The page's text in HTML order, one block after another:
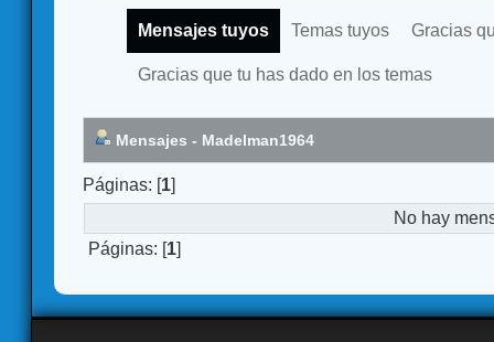
Mensajes tuyos Temas tuyos Gracias
Gracias que tu has dado en los temas
Mensajes - Madelman1964
Páginas: [1]
No hay
Páginas: [1]